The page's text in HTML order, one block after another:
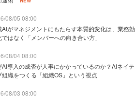
08/05 08:00
AIがマネジメントにもたらす本質的変化は、業務効
ではなく「メンバーへの向き合い方」
08/04 08:00
AI導入の成否が人事にかかっているのか？AIネイテ
組織をつくる「組織OS」という視点
08/03 08:00